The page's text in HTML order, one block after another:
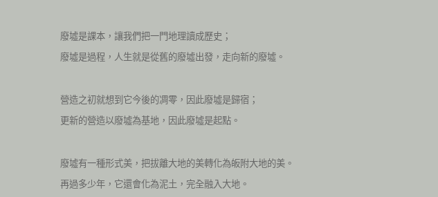
廢墟是課本，讓我們把一門地理讀成歷史；
廢墟是過程，人生就是從舊的廢墟出發，走向新的廢墟。
營造之初就想到它今後的凋零，因此廢墟是歸宿；
更新的營造以廢墟為基地，因此廢墟是起點。
廢墟有一種形式美，把拔離大地的美轉化為皈附大地的美。
再過多少年，它還會化為泥土，完全融入大地。